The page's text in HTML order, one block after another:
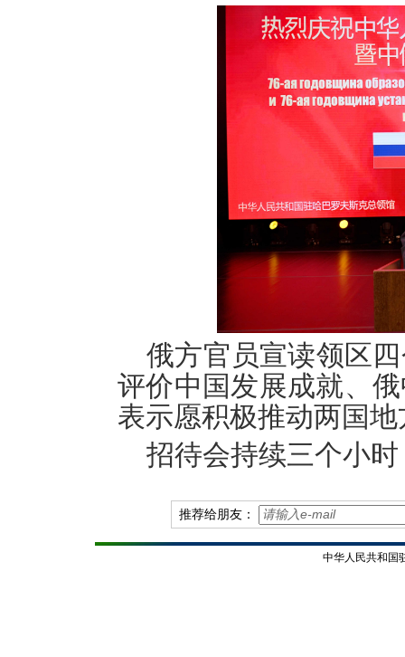
俄方官员宣读领区
评价中国发展成就、
表示愿积极推动两国
招待会持续三个小
推荐给朋友：
中华人民共和国